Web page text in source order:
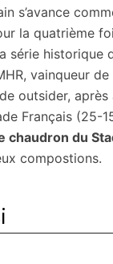
s’avance
la quatrième
série historique
vainqueur
outsider, après
Français (25-
chaudron du
compostions.